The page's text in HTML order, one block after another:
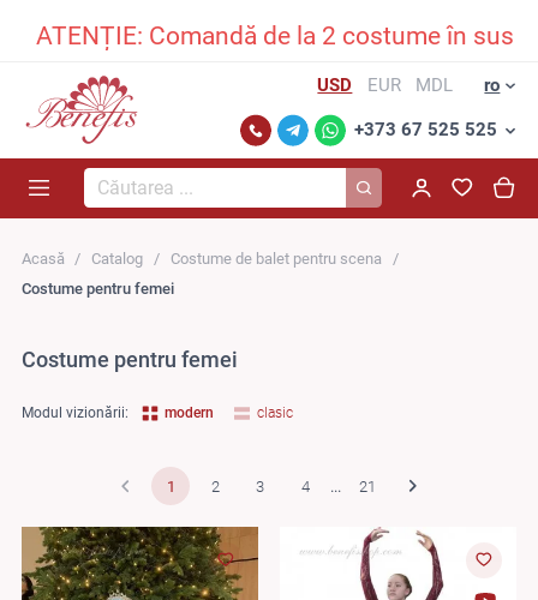
Comandă de la 2 costume în sus și
USD EUR MDL ro
+373 67 525 525
Căutarea...
Acasă Catalog
Costume de balet pentru scena
Costume pentru femei
Costume pentru femei
Modul vizionării: modern clasic
1 2 3 4 ... 21